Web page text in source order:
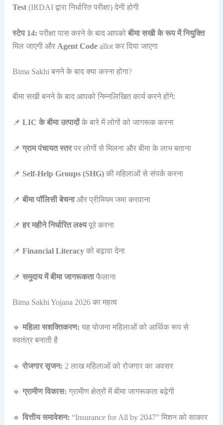
Test(IRDAI द्वारा निर्धारित परीक्षा) देनी होगी
स्टेप 14: परीक्षा पास करने के बाद आपको बीमा सखी के रूप में नियुक्ति
मिल जाएगी और Agent Codeallot कर दिया जाएगा
Bima Sakhi बनने के बाद क्या करना होगा?
बीमा सखी बनने के बाद आपको निम्नलिखित कार्य करने होंगे:
📌 LIC के बीमा उत्पादोंके बारे में लोगों को जागरूक करना
📌 ग्राम पंचायत स्तरपर लोगों से मिलना और बीमा के लाभ बताना
📌 Self-Help Groups (SHG)की महिलाओं से संपर्क करना
📌 बीमा पॉलिसी बेचनाऔर प्रीमियम जमा करवाना
📌 हर महीने निर्धारित लक्ष्यपूरे करना
📌 Financial Literacyको बढ़ावा देना
📌 समुदाय में बीमा जागरूकताफैलाना
Bima Sakhi Yojana 2026 का महत्व
🔹 महिला सशक्तिकरण: यह योजना महिलाओं को आर्थिक रूप से
स्वतंत्र बनाती है
🔹 रोजगार सृजन: 2 लाख महिलाओं को रोजगार का अवसर
🔹 ग्रामीण विकास: ग्रामीण क्षेत्रों में बीमा जागरूकता बढ़ेगी
🔹 वित्तीय समावेशन: “Insurance for All by 2047” मिशन को साकार